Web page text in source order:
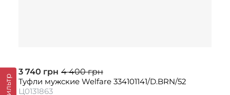
Фильтр
3 740 грн 4 400 грн
Туфли мужские Welfare 334101141/D.BRN/52
Ц0131863